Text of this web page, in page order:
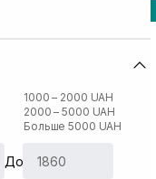
1000 – 2000 UAH
2000 – 5000 UAH
Больше 5000 UAH
До